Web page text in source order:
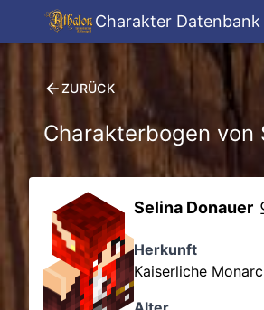
Charakter Datenbank
ZURÜCK
Charakterbogen von
Selina Donauer
Herkunft
Kaiserliche